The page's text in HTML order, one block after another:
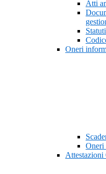
Atti
Oneri
Oneri
Attestazioni